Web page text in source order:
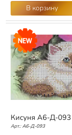
В корзину
Кисуня А6-Д-093
Арт.: А6-Д-093